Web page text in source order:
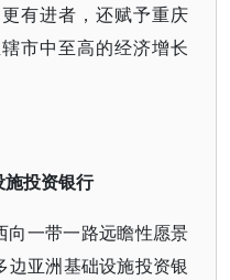
有进者，还赋予重庆
市中至高的经济增长
施投资银行
向一带一路远瞻性愿景
边亚洲基础设施投资银